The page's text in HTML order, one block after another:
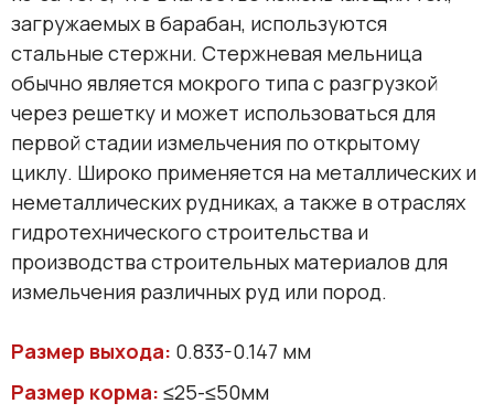
загружаемых в барабан, используются
стальные стержни. Стержневая мельница
обычно является мокрого типа с разгрузкой
через решетку и может использоваться для
первой стадии измельчения по открытому
циклу. Широко применяется на металлических и
неметаллических рудниках, а также в отраслях
гидротехнического строительства и
производства строительных материалов для
измельчения различных руд или пород.
Размер выхода: 0.833-0.147 мм
Размер корма: ≤25-≤50мм